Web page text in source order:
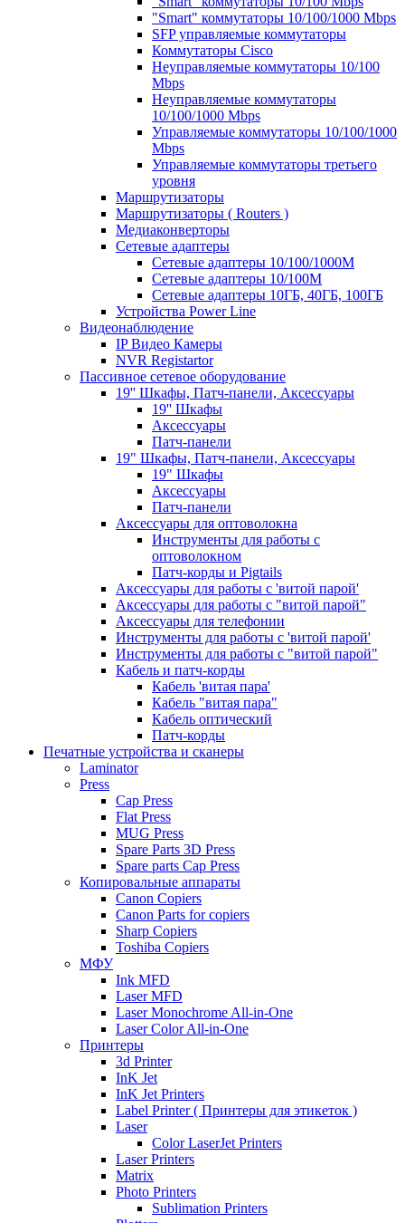
"Smart" коммутаторы 10/100/1000 Mbps
SFP управляемые коммутаторы
Коммутаторы Cisco
Неуправляемые коммутаторы 10/100
Mbps
Неуправляемые коммутаторы
10/100/1000 Mbps
Управляемые коммутаторы 10/100/1000
Mbps
Управляемые коммутаторы третьего
уровня
Маршрутизаторы
Маршрутизаторы ( Routers )
Медиаконверторы
Сетевые адаптеры
Сетевые адаптеры 10/100/1000М
Сетевые адаптеры 10/100M
Сетевые адаптеры 10ГБ, 40ГБ, 100ГБ
Устройства Power Line
Видеонаблюдение
IP Видео Камеры
NVR Registartor
Пассивное сетевое оборудование
19'' Шкафы, Патч-панели, Аксессуары
19'' Шкафы
Аксессуары
Патч-панели
19" Шкафы, Патч-панели, Аксессуары
19" Шкафы
Аксессуары
Патч-панели
Аксессуары для оптоволокна
Инструменты для работы с
оптоволокном
Патч-корды и Pigtails
Аксессуары для работы с 'витой парой'
Аксессуары для работы с "витой парой"
Аксессуары для телефонии
Инструменты для работы с 'витой парой'
Инструменты для работы с "витой парой"
Кабель и патч-корды
Кабель 'витая пара'
Кабель "витая пара"
Кабель оптический
Патч-корды
Печатные устройства и сканеры
Laminator
Press
Cap Press
Flat Press
MUG Press
Spare Parts 3D Press
Spare parts Cap Press
Копировальные аппараты
Canon Copiers
Canon Parts for copiers
Sharp Copiers
Toshiba Copiers
МФУ
Ink MFD
Laser MFD
Laser Monochrome All-in-One
Laser Color All-in-One
Принтеры
3d Printer
InK Jet
InK Jet Printers
Label Printer ( Принтеры для этикеток )
Laser
Color LaserJet Printers
Laser Printers
Matrix
Photo Printers
Sublimation Printers